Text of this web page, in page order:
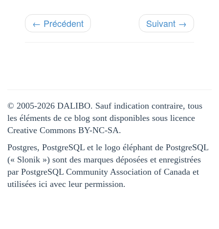
← Précédent Suivant →
© 2005-2026 DALIBO. Sauf indication contraire, tous
les éléments de ce blog sont disponibles sous licence
Creative Commons BY-NC-SA.
Postgres, PostgreSQL et le logo éléphant de PostgreSQL
(« Slonik ») sont des marques déposées et enregistrées
par PostgreSQL Community Association of Canada et
utilisées ici avec leur permission.